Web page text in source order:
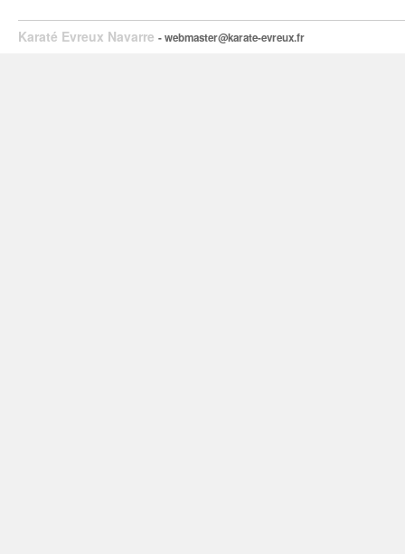
Karaté Evreux Navarre - webmaster@karate-evreux.fr